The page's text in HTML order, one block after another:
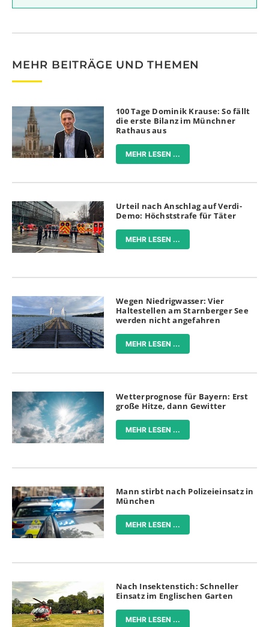
MEHR BEITRÄGE UND THEMEN
100 Tage Dominik Krause: So fällt
die erste Bilanz im Münchner
Rathaus aus
MEHR LESEN ...
Urteil nach Anschlag auf Verdi-
Demo: Höchststrafe für Täter
MEHR LESEN ...
Wegen Niedrigwasser: Vier
Haltestellen am Starnberger See
werden nicht angefahren
MEHR LESEN ...
Wetterprognose für Bayern: Erst
große Hitze, dann Gewitter
MEHR LESEN ...
Mann stirbt nach Polizeieinsatz in
München
MEHR LESEN ...
Nach Insektenstich: Schneller
Einsatz im Englischen Garten
MEHR LESEN ...